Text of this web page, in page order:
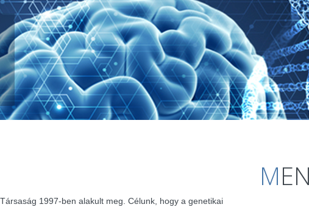
1997-ben alakult meg. Célunk, hogy a genetikai
M